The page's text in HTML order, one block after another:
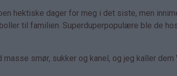
hektiske dager for meg i det siste, men
til familien. Superduperpopulære ble de
masse smør, sukker og kanel, og jeg kaller dem